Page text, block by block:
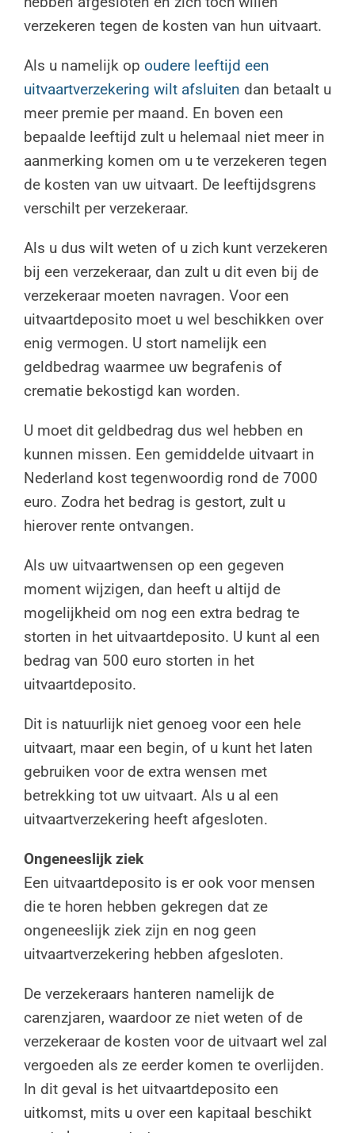
verzekeren tegen de kosten van hun uitvaart.
Als u namelijk op oudere leeftijd een
uitvaartverzekering wilt afsluiten dan betaalt u
meer premie per maand. En boven een
bepaalde leeftijd zult u helemaal niet meer in
aanmerking komen om u te verzekeren tegen
de kosten van uw uitvaart. De leeftijdsgrens
verschilt per verzekeraar.
Als u dus wilt weten of u zich kunt verzekeren
bij een verzekeraar, dan zult u dit even bij de
verzekeraar moeten navragen. Voor een
uitvaartdeposito moet u wel beschikken over
enig vermogen. U stort namelijk een
geldbedrag waarmee uw begrafenis of
crematie bekostigd kan worden.
U moet dit geldbedrag dus wel hebben en
kunnen missen. Een gemiddelde uitvaart in
Nederland kost tegenwoordig rond de 7000
euro. Zodra het bedrag is gestort, zult u
hierover rente ontvangen.
Als uw uitvaartwensen op een gegeven
moment wijzigen, dan heeft u altijd de
mogelijkheid om nog een extra bedrag te
storten in het uitvaartdeposito. U kunt al een
bedrag van 500 euro storten in het
uitvaartdeposito.
Dit is natuurlijk niet genoeg voor een hele
uitvaart, maar een begin, of u kunt het laten
gebruiken voor de extra wensen met
betrekking tot uw uitvaart. Als u al een
uitvaartverzekering heeft afgesloten.
Ongeneeslijk ziek
Een uitvaartdeposito is er ook voor mensen
die te horen hebben gekregen dat ze
ongeneeslijk ziek zijn en nog geen
uitvaartverzekering hebben afgesloten.
De verzekeraars hanteren namelijk de
carenzjaren, waardoor ze niet weten of de
verzekeraar de kosten voor de uitvaart wel zal
vergoeden als ze eerder komen te overlijden.
In dit geval is het uitvaartdeposito een
uitkomst, mits u over een kapitaal beschikt